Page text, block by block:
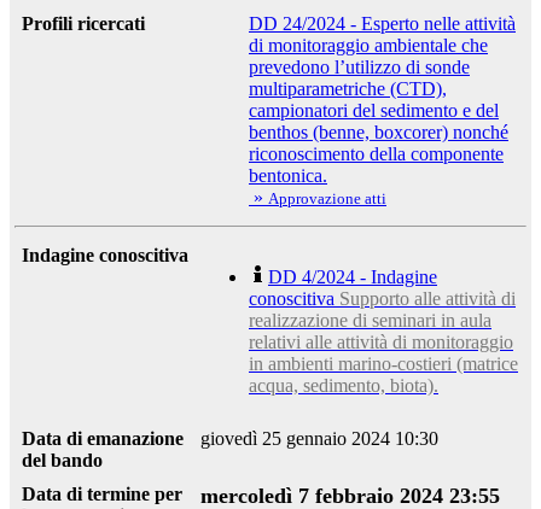
Profili ricercati
DD 24/2024 - Esperto nelle attività
di monitoraggio ambientale che
prevedono l’utilizzo di sonde
multiparametriche (CTD),
campionatori del sedimento e del
benthos (benne, boxcorer) nonché
riconoscimento della componente
bentonica.
» Approvazione atti
Indagine conoscitiva
DD 4/2024 - Indagine
conoscitiva Supporto alle attività di
realizzazione di seminari in aula
relativi alle attività di monitoraggio
in ambienti marino-costieri (matrice
acqua, sedimento, biota).
Data di emanazione
del bando
giovedì 25 gennaio 2024 10:30
Data di termine per
mercoledì 7 febbraio 2024 23:55